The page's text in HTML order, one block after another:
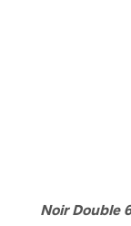
Noir Double